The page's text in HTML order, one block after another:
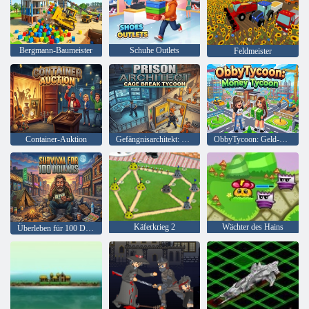
Bergmann-Baumeister Schuhe Outlets Feldmeister
Container-Auktion Gefängnisarchitekt: Cage Break Tycoon ObbyTycoon: Geld-Tycoon
Käferkrieg 2 Wächter des Hains